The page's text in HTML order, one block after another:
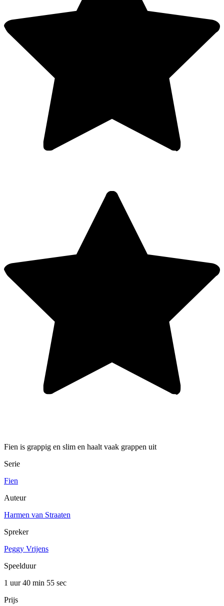
Fien is grappig en slim en haalt vaak grappen uit
Serie
Fien
Auteur
Harmen van Straaten
Spreker
Peggy Vrijens
Speelduur
1 uur 40 min 55 sec
Prijs